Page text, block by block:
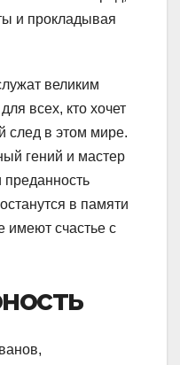
и прокладывая
великим
всех, кто хочет
след в этом мире.
гений и мастер
преданность
в памяти
имеют счастье с